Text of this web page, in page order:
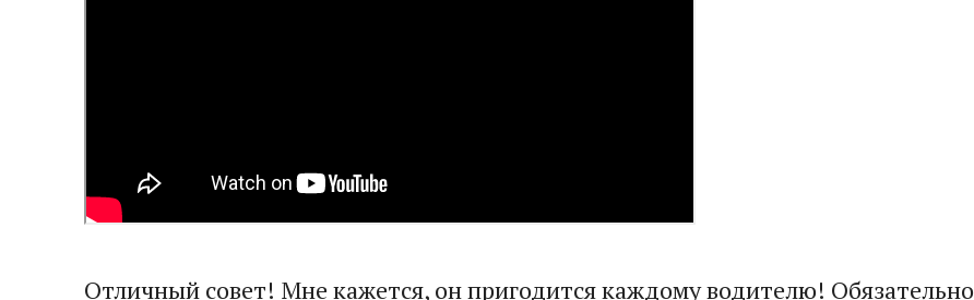
Отличный совет! Мне кажется, он пригодится каждому водителю! Обязательно